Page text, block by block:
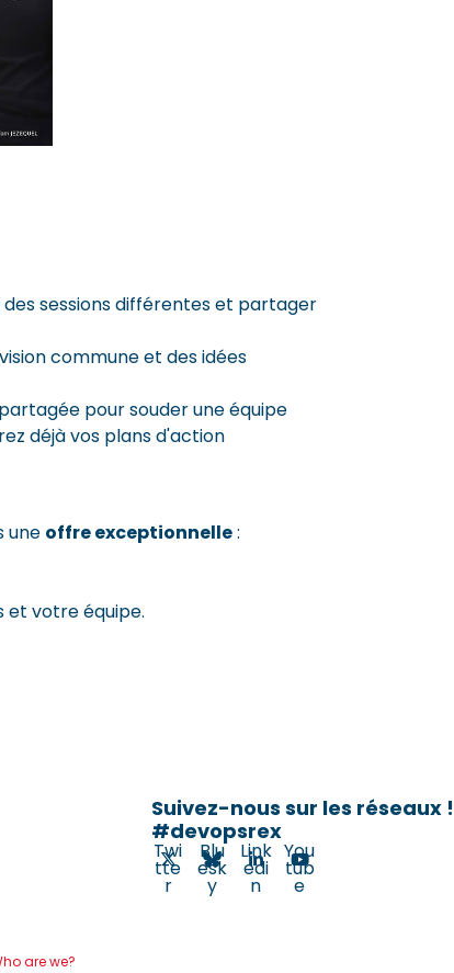
sessions différentes et partager
commune et des idées
pour souder une équipe
déjà vos plans d'action
une offre exceptionnelle:
et votre équipe.
Suivez-nous sur les réseaux !
#devopsrex
Twi
tte
r
Blu
esk
y
Link
edi
n
You
tub
e
are we?